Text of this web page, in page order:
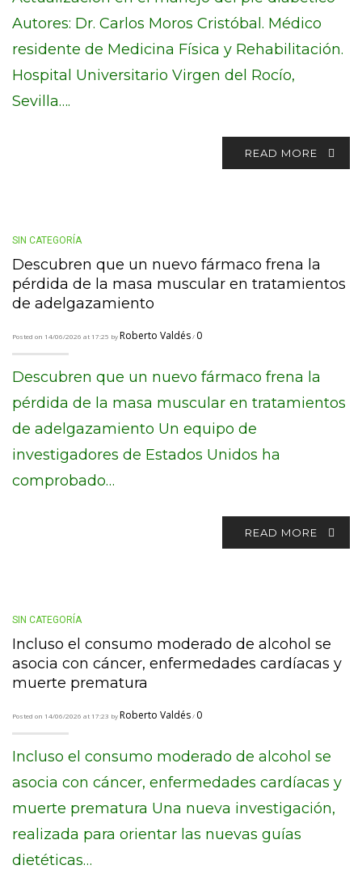
Autores: Dr. Carlos Moros Cristóbal. Médico
residente de Medicina Física y Rehabilitación.
Hospital Universitario Virgen del Rocío,
Sevilla….
READ MORE
SIN CATEGORÍA
Descubren que un nuevo fármaco frena la
pérdida de la masa muscular en tratamientos
de adelgazamiento
Posted on 14/06/2026 at 17:25 byRoberto Valdés/ 0
Descubren que un nuevo fármaco frena la
pérdida de la masa muscular en tratamientos
de adelgazamiento Un equipo de
investigadores de Estados Unidos ha
comprobado…
READ MORE
SIN CATEGORÍA
Incluso el consumo moderado de alcohol se
asocia con cáncer, enfermedades cardíacas y
muerte prematura
Posted on 14/06/2026 at 17:23 byRoberto Valdés/ 0
Incluso el consumo moderado de alcohol se
asocia con cáncer, enfermedades cardíacas y
muerte prematura Una nueva investigación,
realizada para orientar las nuevas guías
dietéticas…